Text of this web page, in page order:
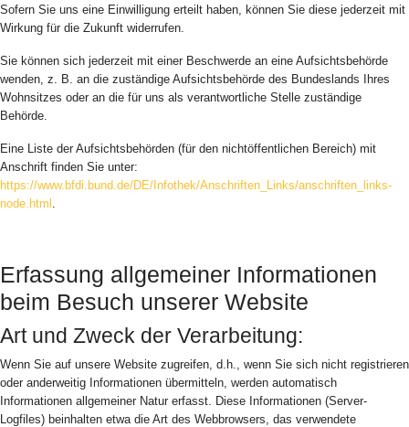
Sofern Sie uns eine Einwilligung erteilt haben, können Sie diese jederzeit mit
Wirkung für die Zukunft widerrufen.
Sie können sich jederzeit mit einer Beschwerde an eine Aufsichtsbehörde
wenden, z. B. an die zuständige Aufsichtsbehörde des Bundeslands Ihres
Wohnsitzes oder an die für uns als verantwortliche Stelle zuständige
Behörde.
Eine Liste der Aufsichtsbehörden (für den nichtöffentlichen Bereich) mit
Anschrift finden Sie unter:
https://www.bfdi.bund.de/DE/Infothek/Anschriften_Links/anschriften_links-
node.html .
Erfassung allgemeiner Informationen
beim Besuch unserer Website
Art und Zweck der Verarbeitung:
Wenn Sie auf unsere Website zugreifen, d.h., wenn Sie sich nicht registrieren
oder anderweitig Informationen übermitteln, werden automatisch
Informationen allgemeiner Natur erfasst. Diese Informationen (Server-
Logfiles) beinhalten etwa die Art des Webbrowsers, das verwendete